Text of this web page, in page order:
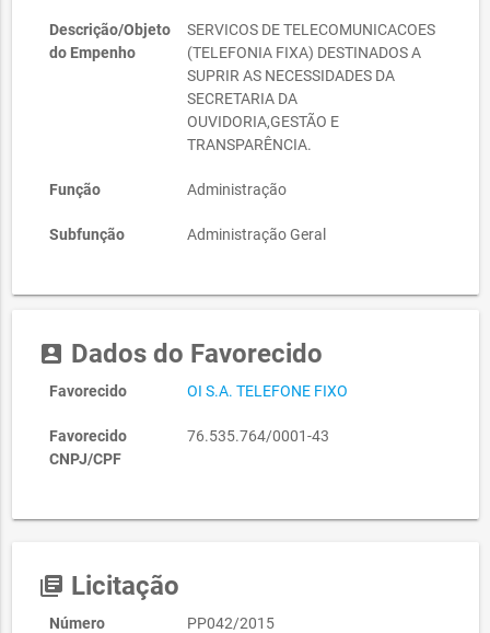
Descrição/Objeto
do Empenho
SERVICOS DE TELECOMUNICACOES
(TELEFONIA FIXA) DESTINADOS A
SUPRIR AS NECESSIDADES DA
SECRETARIA DA
OUVIDORIA,GESTÃO E
TRANSPARÊNCIA.
Função Administração
Subfunção Administração Geral
account_box Dados do Favorecido
Favorecido OI S.A. TELEFONE FIXO
Favorecido
CNPJ/CPF
76.535.764/0001-43
library_books Licitação
Número PP042/2015